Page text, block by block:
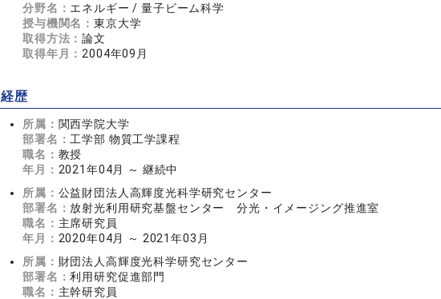
分野名： エネルギー / 量子ビーム科学
授与機関名：東京大学
取得方法：論文
取得年月： 2004年09月
経歴
所属： 関西学院大学
部署名： 工学部 物質工学課程
職名： 教授
年月： 2021年04月 ～ 継続中
所属： 公益財団法人高輝度光科学研究センター
部署名：放射光利用研究基盤センター 分光・イメージング推進室
職名： 主席研究員
年月： 2020年04月 ～ 2021年03月
所属： 財団法人高輝度光科学研究センター
部署名：利用研究促進部門
職名： 主幹研究員